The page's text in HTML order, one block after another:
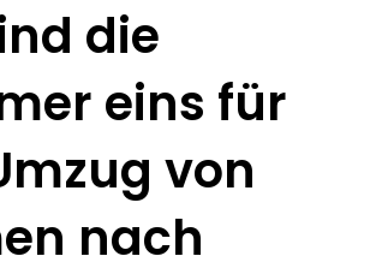
die
eins für
von
nach